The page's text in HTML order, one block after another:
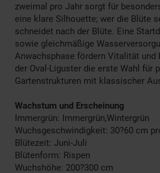
zweimal pro Jahr sorgt für
eine klare Silhouette; wer die Blüte
schneidet nach der Blüte. Eine
sowie gleichmäßige
Anwachsphase fördern Vitalität und
der Oval-Liguster die erste Wahl für
Gartenstrukturen mit klassischer
Wachstum und Erscheinung
Immergrün: Immergrün,Wintergrün
Wuchsgeschwindigkeit: 30?60 cm
Blütezeit: Juni-Juli
Blütenform: Rispen
Wuchshöhe: 200?300 cm